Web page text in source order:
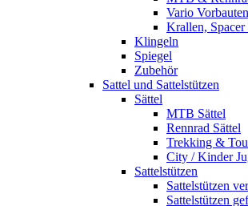
Vario Vorbauten
Krallen,
Klingeln
Spiegel
Zubehör
Sattel und Sattelstützen
Sättel
MTB Sättel
Rennrad Sättel
Trekking &
City / Kinder
Sattelstützen
Sattelstützen
Sattelstützen